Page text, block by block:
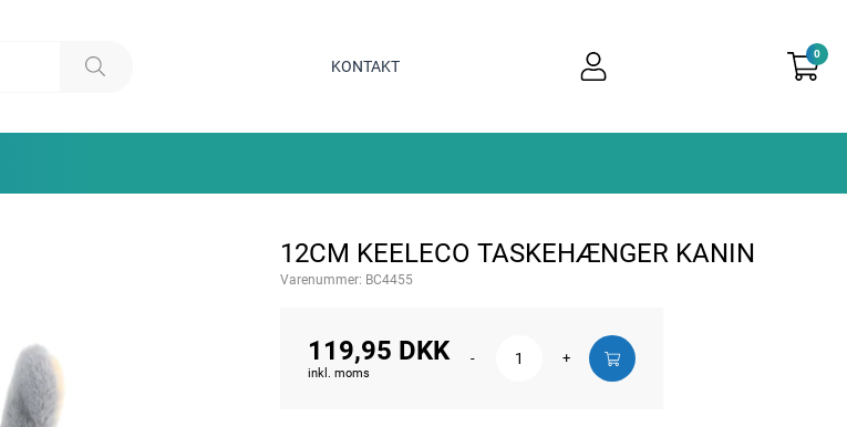
KONTAKT
0
12CM KEELECO TASKEHÆNGER KANIN
Varenummer: BC4455
119,95 DKK
inkl. moms
- +